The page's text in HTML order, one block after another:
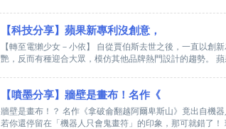
【科技分享】蘋果新專利沒創意，
【轉至電獺少女－小依】 自從賈伯斯去世之後，一直以創
艷，反而有種迎合大眾，模仿其他品牌熱門設計的趨勢。
【噴墨分享】牆壁是畫布！名作《
牆壁是畫布！？ 名作《拿破侖翻越阿爾卑斯山》竟出自機
若你還停留在「機器人只會鬼畫符」的印象，那可就錯了！